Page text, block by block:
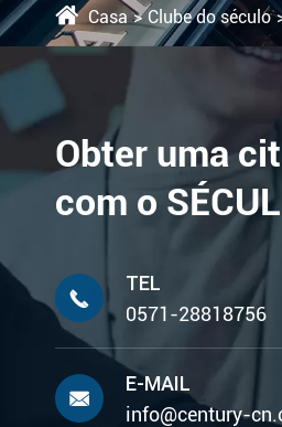
Casa Clube do século
Obter uma
com o

TEL
0571-28818756

E-MAIL
info@century-